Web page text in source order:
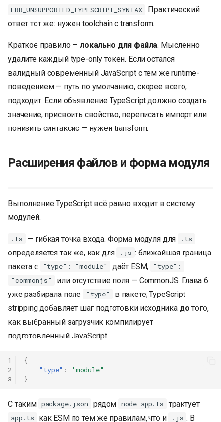
ERR_UNSUPPORTED_TYPESCRIPT_SYNTAX . Практический
ответ тот же: нужен toolchain с transform.
Краткое правило —локально для файла. Мысленно
удалите каждый type-only токен. Если остался
валидный современный JavaScript с тем же runtime-
поведением — путь по умолчанию, скорее всего,
подходит. Если объявление TypeScript должно создать
значение, присвоить свойство, переписать импорт или
понизить синтаксис — нужен transform.
Расширения файлов и форма модуля
Выполнение TypeScript всё равно входит в систему
модулей.
.ts — гибкая точка входа. Форма модуля для .ts
определяется так же, как для .js : ближайшая граница
пакета с
"type": "module" даёт ESM,
"type":
"commonjs"
или отсутствие поля — CommonJS. Глава 6
уже разбирала поле
"type"
в пакете; TypeScript
stripping добавляет шаг подготовки исходника до того,
как выбранный загрузчик компилирует
подготовленный JavaScript.
1
2
3
{
"type" :
"module"
}
С таким package.json рядом node app.ts трактует
app.ts как ESM по тем же правилам, что и .js . В